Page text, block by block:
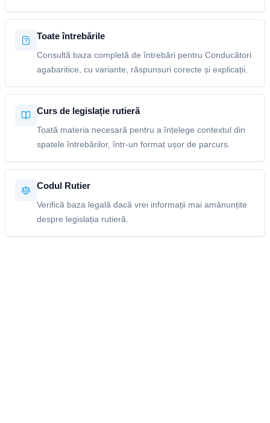
Toate întrebările
Consultă baza completă de întrebări pentru Conducători
agabaritice, cu variante, răspunsuri corecte și explicații.
Curs de legislație rutieră
Toată materia necesară pentru a înțelege contextul din
spatele întrebărilor, într-un format ușor de parcurs.
Codul Rutier
Verifică baza legală dacă vrei informații mai amănunțite
despre legislația rutieră.